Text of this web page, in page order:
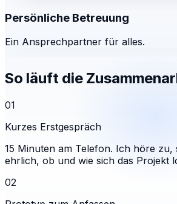
Persönliche Betreuung
Ein Ansprechpartner für alles.
So läuft die
01
Kurzes Erstgespräch
15 Minuten am Telefon. Ich höre zu,
ehrlich, ob und wie sich das Projekt
02